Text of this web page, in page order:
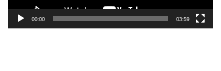
o
00:00 03:59